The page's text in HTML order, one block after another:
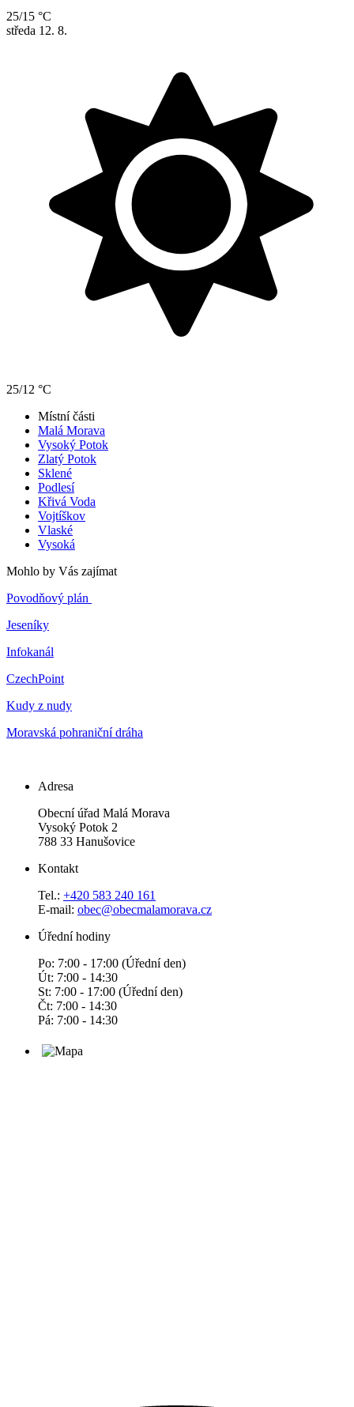
25/15 °C
středa 12. 8.
25/12 °C
Místní části
Malá Morava
Vysoký Potok
Zlatý Potok
Sklené
Podlesí
Křivá Voda
Vojtíškov
Vlaské
Vysoká
Mohlo by Vás zajímat
Povodňový plán
Jeseníky
Infokanál
CzechPoint
Kudy z nudy
Moravská pohraniční dráha
Adresa
Obecní úřad Malá Morava
Vysoký Potok 2
788 33 Hanušovice
Kontakt
Tel.: +420 583 240 161
E-mail: obec@obecmalamorava.cz
Úřední hodiny
Po: 7:00 - 17:00 (Úřední den)
Út: 7:00 - 14:30
St: 7:00 - 17:00 (Úřední den)
Čt: 7:00 - 14:30
Pá: 7:00 - 14:30